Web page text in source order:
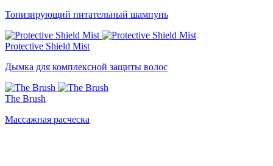
Тонизирующий питательный шампунь
Protective Shield Mist
Дымка для комплексной защиты волос
The Brush
Массажная расческа